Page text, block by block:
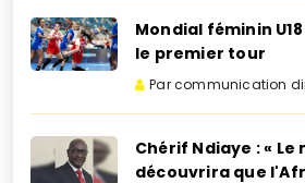
Mondial féminin
le premier tour
Par communication
Chérif Ndiaye : « Le
découvrira que